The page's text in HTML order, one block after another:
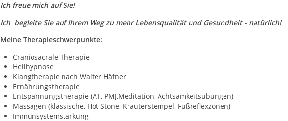
Ich freue mich auf Sie!
Ich begleite Sie auf Ihrem Weg zu mehr Lebensqualität und Gesundheit - natürlich!
Meine Therapieschwerpunkte:
Craniosacrale Therapie
Heilhypnose
Klangtherapie nach Walter Häfner
Ernährungstherapie
Entspannungstherapie (AT, PMJ,Meditation, Achtsamkeitsübungen)
Massagen (klassische, Hot Stone, Kräuterstempel, Fußreflexzonen)
Immunsystemstärkung